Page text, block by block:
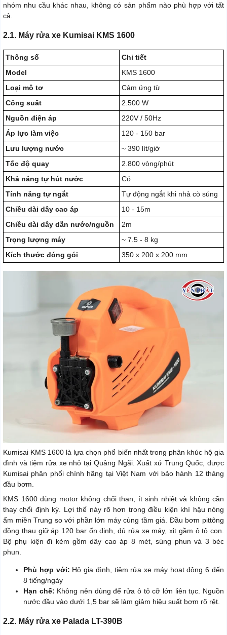
nhóm nhu cầu khác nhau, không có sản phẩm nào phù hợp với tất
cả.
2.1. Máy rửa xe Kumisai KMS 1600
Thông số
Chi tiết
Model
KMS 1600
Loại mô tơ
Cảm ứng từ
Công suất
2.500 W
Nguồn điện áp
220V / 50Hz
Áp lực làm việc
120 - 150 bar
Lưu lượng nước
~ 390 lít/giờ
Tốc độ quay
2.800 vòng/phút
Khả năng tự hút nước
Có
Tính năng tự ngắt
Tự động ngắt khi nhả cò súng
Chiều dài dây cao áp
10 - 15m
Chiều dài dây dẫn nước/nguồn
2m
Trọng lượng máy
~ 7.5 - 8 kg
Kích thước đóng gói
350 x 200 x 200 mm
Kumisai KMS 1600 là lựa chọn phổ biến nhất trong phân khúc hộ gia
đình và tiệm rửa xe nhỏ tại Quảng Ngãi. Xuất xứ Trung Quốc, được
Kumisai phân phối chính hãng tại Việt Nam với bảo hành 12 tháng
đầu bơm.
KMS 1600 dùng motor không chổi than, ít sinh nhiệt và không cần
thay chổi định kỳ. Lợi thế này rõ hơn trong điều kiện khí hậu nóng
ẩm miền Trung so với phần lớn máy cùng tầm giá. Đầu bơm pittông
đồng thau giữ áp 120 bar ổn định, đủ rửa xe máy, xịt gầm ô tô con.
Bộ phụ kiện đi kèm gồm dây cao áp 8 mét, súng phun và 3 béc
phun.
Phù hợp với: Hộ gia đình, tiệm rửa xe máy hoạt động 6 đến
8 tiếng/ngày
Hạn chế: Không nên dùng để rửa ô tô cỡ lớn liên tục. Nguồn
nước đầu vào dưới 1,5 bar sẽ làm giảm hiệu suất bơm rõ rệt.
2.2. Máy rửa xe Palada LT-390B